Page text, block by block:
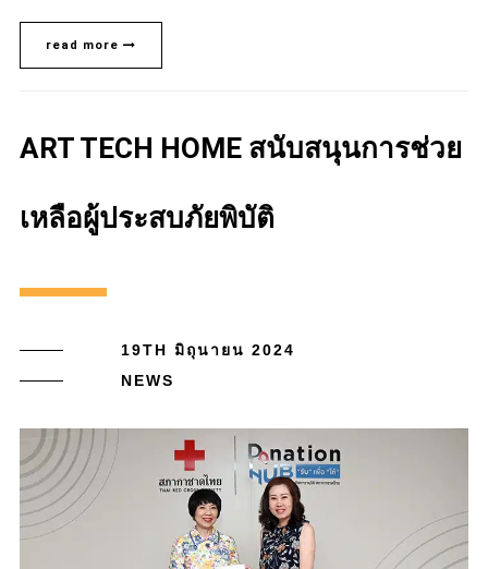
read more
ART TECH HOME สนับสนุนการช่วย
เหลือผู้ประสบภัยพิบัติ
19TH มิถุนายน 2024
NEWS